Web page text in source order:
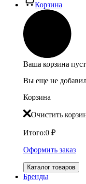
Корзина
Ваша корзина
Вы еще не
Корзина
Очистить
Итого:0 ₽
Оформить заказ
Каталог товаров
Бренды